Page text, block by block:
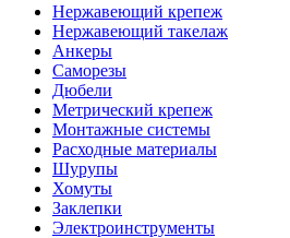
Нержавеющий крепеж
Нержавеющий такелаж
Анкеры
Саморезы
Дюбели
Метрический крепеж
Монтажные системы
Расходные материалы
Шурупы
Хомуты
Заклепки
Электроинструменты